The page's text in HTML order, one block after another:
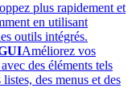
plus rapidement et
en utilisant
outils intégrés.
Améliorez vos
des éléments tels
des menus et des